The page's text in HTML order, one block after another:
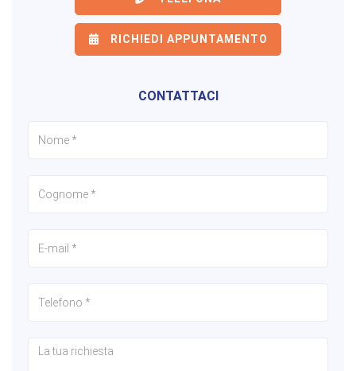
RICHIEDI APPUNTAMENTO
CONTATTACI